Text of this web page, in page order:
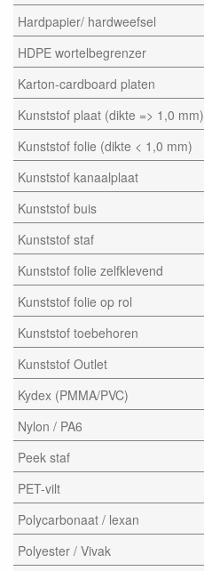
Hardpapier/ hardweefsel
HDPE wortelbegrenzer
Karton-cardboard platen
Kunststof plaat (dikte => 1,0 mm)
Kunststof folie (dikte < 1,0 mm)
Kunststof kanaalplaat
Kunststof buis
Kunststof staf
Kunststof folie zelfklevend
Kunststof folie op rol
Kunststof toebehoren
Kunststof Outlet
Kydex (PMMA/PVC)
Nylon / PA6
Peek staf
PET-vilt
Polycarbonaat / lexan
Polyester / Vivak